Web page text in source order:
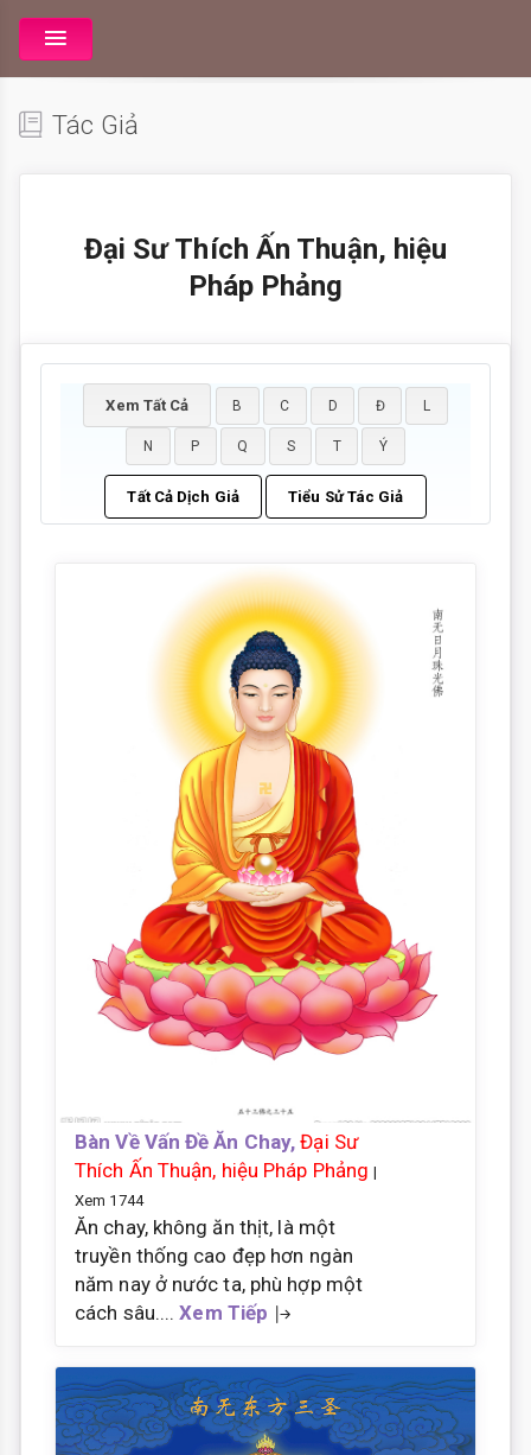
Tác Giả
Đại Sư Thích Ấn Thuận, hiệu
Pháp Phảng
Xem Tất Cả B C D Đ L
N P Q S T Ý
Tất Cả Dịch Giả Tiểu Sử Tác Giả
Bàn Về Vấn Đề Ăn Chay,Đại Sư
Thích Ấn Thuận, hiệu Pháp Phảng |
Xem 1744
Ăn chay, không ăn thịt, là một
truyền thống cao đẹp hơn ngàn
năm nay ở nước ta, phù hợp một
cách sâu....Xem Tiếp